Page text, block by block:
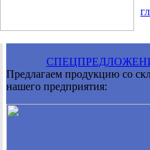
Предлагаем продукцию со
нашего предприятия: